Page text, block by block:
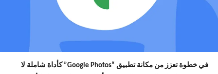
في خطوة تعزز من مكانة تطبيق “Google Photos” كأداة شاملة لا